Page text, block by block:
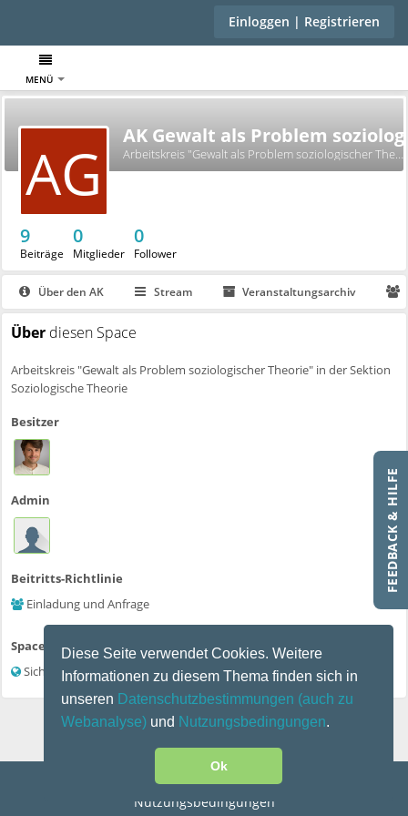
Diese Seite verwendet Cookies. Weitere
Informationen zu diesem Thema finden sich in
unseren Datenschutzbestimmungen (auch zu
Webanalyse) und Nutzungsbedingungen.
Ok
FEEDBACK & HILFE
Einloggen | Registrieren
MENÜ
AK Gewalt als Problem
Arbeitskreis "Gewalt als Problem soziologischer Theorie" in der Sektion Soziologische Theorie
AG
9
Beiträge
0
Mitglieder
0
Follower
Über den AK Stream Veranstaltungsarchiv
Über diesen Space
Arbeitskreis "Gewalt als Problem soziologischer Theorie" in der Sektion
Soziologische Theorie
Besitzer
Admin
Beitritts-Richtlinie
Einladung und Anfrage
Space Sichtbarkeit
Sichtbar für alle (auch ohne Benutzerkonto)
Datenschutz
Nutzungsbedingungen